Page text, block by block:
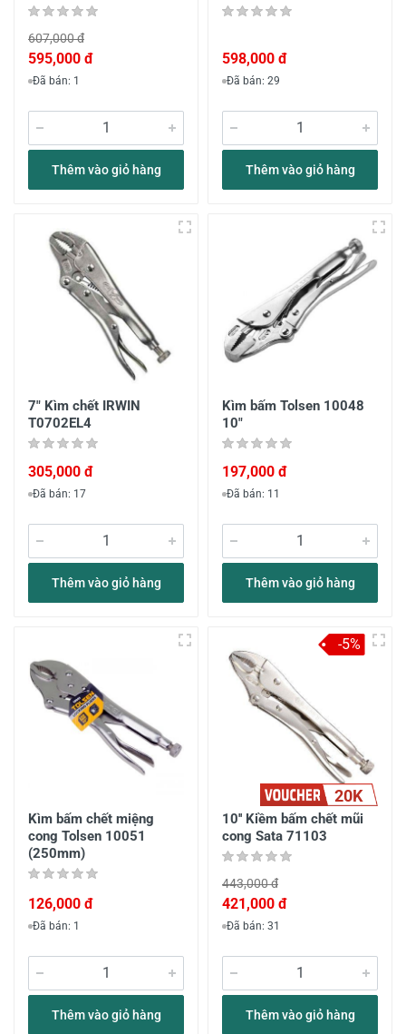
607,000 đ
595,000 đ
Đã bán: 1
Thêm vào giỏ hàng
598,000 đ
Đã bán: 29
Thêm vào giỏ hàng
7" Kìm chết IRWIN
T0702EL4
305,000 đ
Đã bán: 17
Thêm vào giỏ hàng
Kìm bấm Tolsen 10048
10"
197,000 đ
Đã bán: 11
Thêm vào giỏ hàng
Kìm bấm chết miệng
cong Tolsen 10051
(250mm)
126,000 đ
Đã bán: 1
Thêm vào giỏ hàng
20K
10'' Kiềm bấm chết mũi
cong Sata 71103
443,000 đ
421,000 đ
Đã bán: 31
Thêm vào giỏ hàng
-5%